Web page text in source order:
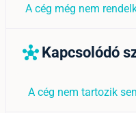
A cég még nem
hub Kapcsolódó
A cég nem tartozik